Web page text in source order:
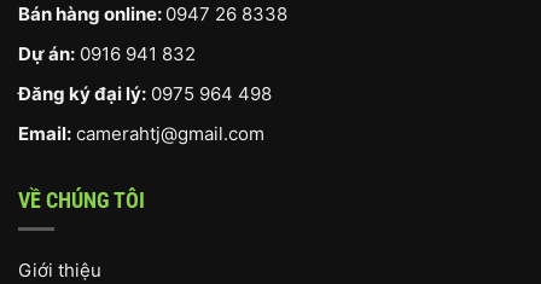
Bán hàng online: 0947 26 8338
Dự án: 0916 941 832
Đăng ký đại lý: 0975 964 498
Email: camerahtj@gmail.com
VỀ CHÚNG TÔI
Giới thiệu